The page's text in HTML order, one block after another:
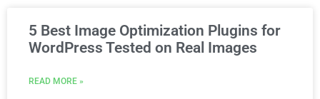
5 Best Image Optimization Plugins for
WordPress Tested on Real Images
READ MORE »